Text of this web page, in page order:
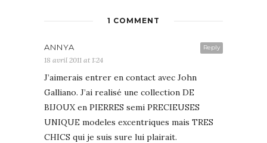
1 COMMENT
Reply
ANNYA
18 avril 2011 at 1:24
J’aimerais entrer en contact avec John
Galliano. J’ai realisé une collection DE
BIJOUX en PIERRES semi PRECIEUSES
UNIQUE modeles excentriques mais TRES
CHICS qui je suis sure lui plairait.